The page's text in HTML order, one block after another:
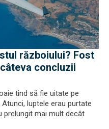
războiului? Fost
concluzii
tind să fie uitate pe
luptele erau purtate
prelungit mai mult decât